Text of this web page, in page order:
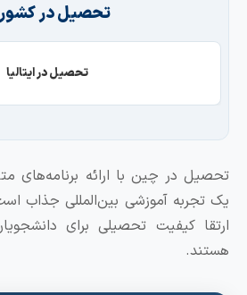
تحصیل در کشورها
تحصیل در ایتالیا
در چین با ارائه‌ برنامه‌های
تجربه آموزشی بین‌المللی جذاب است.
کیفیت تحصیلی برای دانشجویان